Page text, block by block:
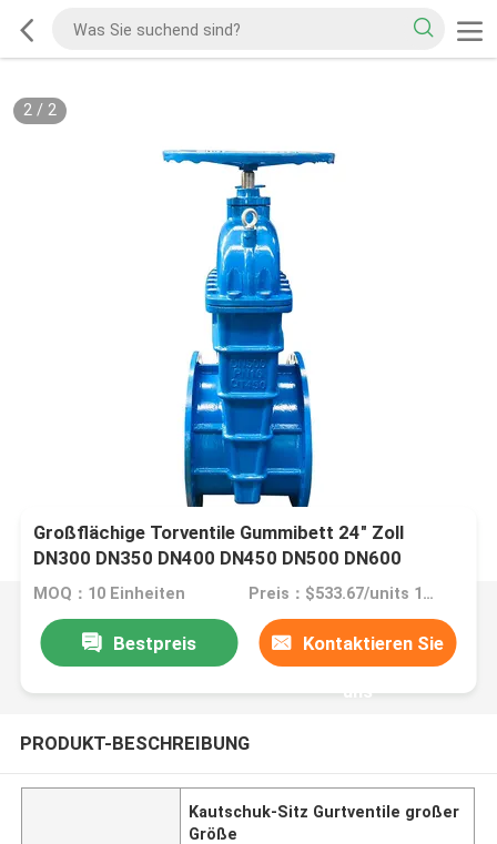
2/ 2
Großflächige Torventile Gummibett 24" Zoll
DN300 DN350 DN400 DN450 DN500 DN600
DN800 DN1000
MOQ：10 Einheiten Preis：$533.67/units 10-99 units
Bestpreis Kontaktieren Sie
uns
PRODUKT-BESCHREIBUNG
Kautschuk-Sitz Gurtventile großer
Größe